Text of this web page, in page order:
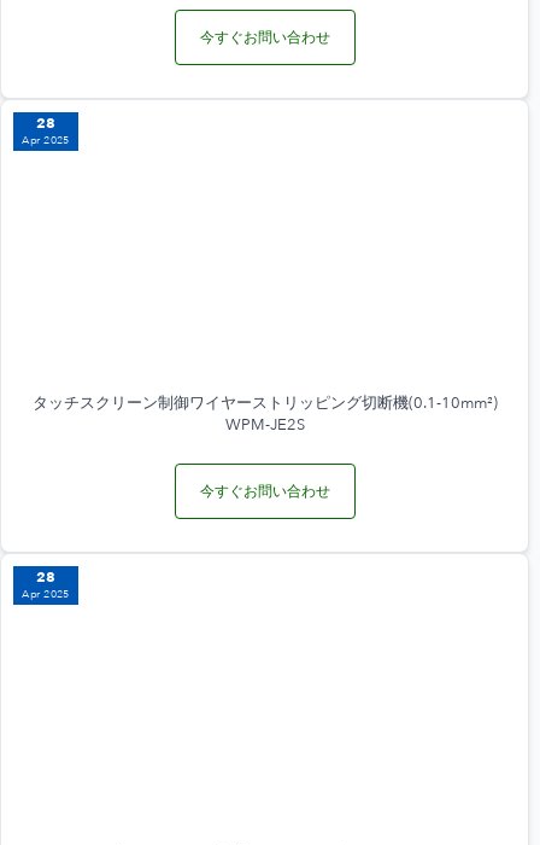
今すぐお問い合わせ
28
Apr 2025
タッチスクリーン制御ワイヤーストリッピング切断機(0.1-10mm²)
WPM-JE2S
今すぐお問い合わせ
28
Apr 2025